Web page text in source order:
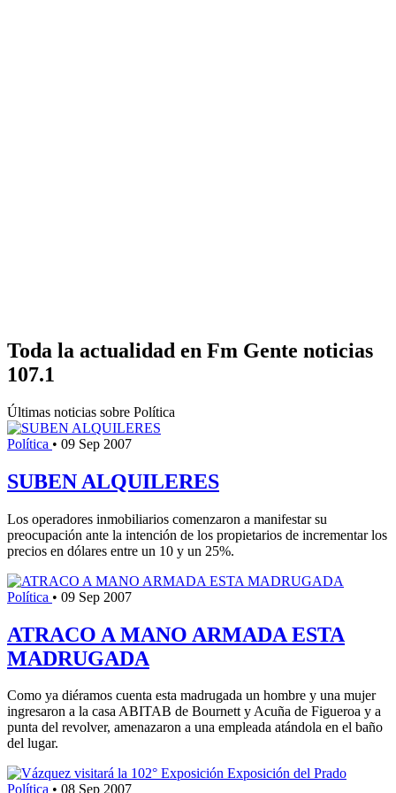
Toda la actualidad en Fm Gente noticias
107.1
Últimas noticias sobre Política
Política • 09 Sep 2007
SUBEN ALQUILERES
Los operadores inmobiliarios comenzaron a manifestar su
preocupación ante la intención de los propietarios de incrementar los
precios en dólares entre un 10 y un 25%.
Política • 09 Sep 2007
ATRACO A MANO ARMADA ESTA
MADRUGADA
Como ya diéramos cuenta esta madrugada un hombre y una mujer
ingresaron a la casa ABITAB de Bournett y Acuña de Figueroa y a
punta del revolver, amenazaron a una empleada atándola en el baño
del lugar.
Política • 08 Sep 2007